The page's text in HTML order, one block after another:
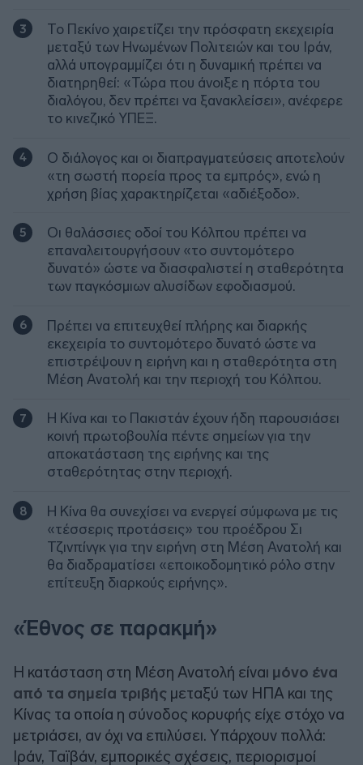
Το Πεκίνο χαιρετίζει την πρόσφατη εκεχειρία
μεταξύ των Ηνωμένων Πολιτειών και του Ιράν,
αλλά υπογραμμίζει ότι η δυναμική πρέπει να
διατηρηθεί: «Τώρα που άνοιξε η πόρτα του
διαλόγου, δεν πρέπει να ξανακλείσει», ανέφερε
το κινεζικό ΥΠΕΞ.
Ο διάλογος και οι διαπραγματεύσεις αποτελούν
«τη σωστή πορεία προς τα εμπρός», ενώ η
χρήση βίας χαρακτηρίζεται «αδιέξοδο».
Οι θαλάσσιες οδοί του Κόλπου πρέπει να
επαναλειτουργήσουν «το συντομότερο
δυνατό» ώστε να διασφαλιστεί η σταθερότητα
των παγκόσμιων αλυσίδων εφοδιασμού.
Πρέπει να επιτευχθεί πλήρης και διαρκής
εκεχειρία το συντομότερο δυνατό ώστε να
επιστρέψουν η ειρήνη και η σταθερότητα στη
Μέση Ανατολή και την περιοχή του Κόλπου.
Η Κίνα και το Πακιστάν έχουν ήδη παρουσιάσει
κοινή πρωτοβουλία πέντε σημείων για την
αποκατάσταση της ειρήνης και της
σταθερότητας στην περιοχή.
Η Κίνα θα συνεχίσει να ενεργεί σύμφωνα με τις
«τέσσερις προτάσεις» του προέδρου Σι
Τζινπίνγκ για την ειρήνη στη Μέση Ανατολή και
θα διαδραματίσει «εποικοδομητικό ρόλο στην
επίτευξη διαρκούς ειρήνης».
«Έθνος σε παρακμή»
Η κατάσταση στη Μέση Ανατολή είναι μόνο ένα
από τα σημεία τριβής μεταξύ των ΗΠΑ και της
Κίνας τα οποία η σύνοδος κορυφής είχε στόχο να
μετριάσει, αν όχι να επιλύσει. Υπάρχουν πολλά:
Ιράν, Ταϊβάν, εμπορικές σχέσεις, περιορισμοί